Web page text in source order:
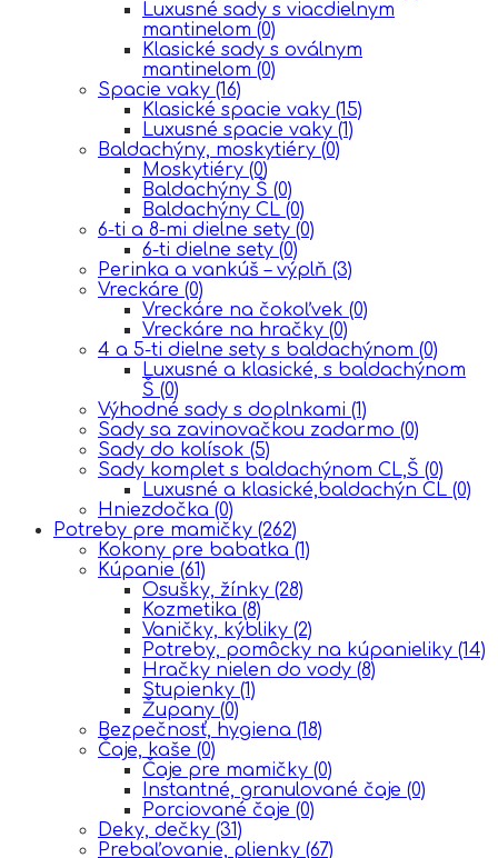
Luxusné sady s viacdielnym
mantinelom (0)
Klasické sady s oválnym
mantinelom (0)
Spacie vaky (16)
Klasické spacie vaky (15)
Luxusné spacie vaky (1)
Baldachýny, moskytiéry (0)
Moskytiéry (0)
Baldachýny Š (0)
Baldachýny CL (0)
6-ti a 8-mi dielne sety (0)
6-ti dielne sety (0)
Perinka a vankúš – výplň (3)
Vreckáre (0)
Vreckáre na čokoľvek (0)
Vreckáre na hračky (0)
4 a 5-ti dielne sety s baldachýnom (0)
Luxusné a klasické, s baldachýnom
Š (0)
Výhodné sady s doplnkami (1)
Sady sa zavinovačkou zadarmo (0)
Sady do kolísok (5)
Sady komplet s baldachýnom CL,Š (0)
Luxusné a klasické,baldachýn CL (0)
Hniezdočka (0)
Potreby pre mamičky (262)
Kokony pre babatka (1)
Kúpanie (61)
Osušky, žínky (28)
Kozmetika (8)
Vaničky, kýbliky (2)
Potreby, pomôcky na kúpanieliky (14)
Hračky nielen do vody (8)
Stupienky (1)
Župany (0)
Bezpečnosť, hygiena (18)
Čaje, kaše (0)
Čaje pre mamičky (0)
Instantné, granulované čaje (0)
Porciované čaje (0)
Deky, dečky (31)
Prebaľovanie, plienky (67)